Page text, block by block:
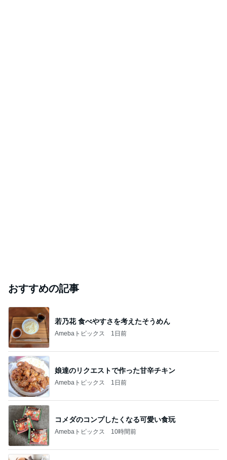
おすすめの記事
若乃花 食べやすさを考えたそうめん
Amebaトピックス 1日前
娘達のリクエストで作った甘辛チキン
Amebaトピックス 1日前
コメダのコンプしたくなる可愛い食玩
Amebaトピックス 10時間前